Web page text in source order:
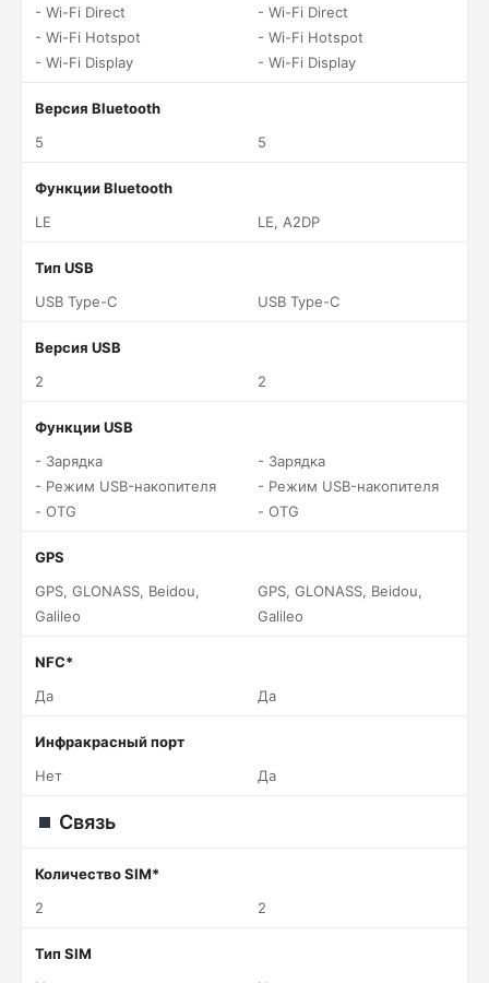
- Wi-Fi Direct
- Wi-Fi Hotspot
- Wi-Fi Display
- Wi-Fi Direct
- Wi-Fi Hotspot
- Wi-Fi Display
Версия Bluetooth
5
5
Функции Bluetooth
LE
LE, A2DP
Тип USB
USB Type-C
USB Type-C
Версия USB
2
2
Функции USB
- Зарядка
- Режим USB-накопителя
- OTG
- Зарядка
- Режим USB-накопителя
- OTG
GPS
GPS, GLONASS, Beidou,
Galileo
GPS, GLONASS, Beidou,
Galileo
NFC*
Да
Да
Инфракрасный порт
Нет
Да
Связь
Количество SIM*
2
2
Тип SIM